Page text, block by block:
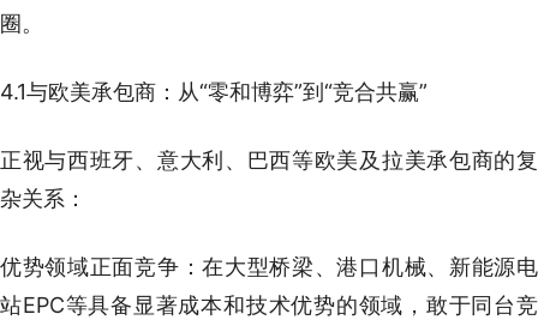
圈。
4.1与欧美承包商：从“零和博弈”到“竞合共赢”
正视与西班牙、意大利、巴西等欧美及拉美承包商的复
杂关系：
优势领域正面竞争：在大型桥梁、港口机械、新能源电
站EPC等具备显著成本和技术优势的领域，敢于同台竞